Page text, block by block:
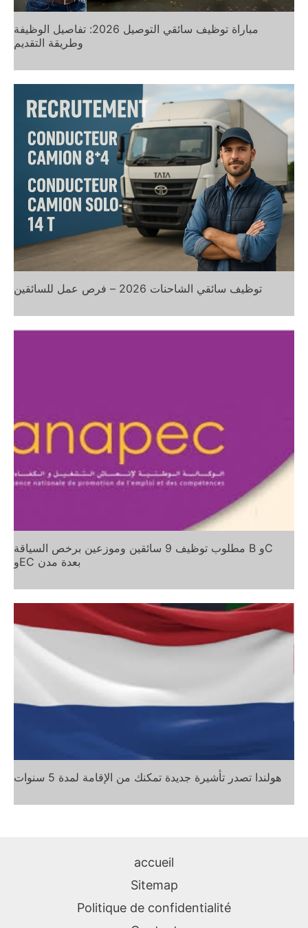
مباراة توظيف سائقي التوصيل 2026: تفاصيل الوظيفة
وطريقة التقديم
توظيف سائقي الشاحنات 2026 – فرص عمل للسائقين
مطلوب توظيف 9 سائقين وموزعين برخص السياقة B وC
وEC بعدة مدن
هولندا تصدر تأشيرة جديدة تمكنك من الإقامة لمدة 5 سنوات
accueil
Sitemap
Politique de confidentialité